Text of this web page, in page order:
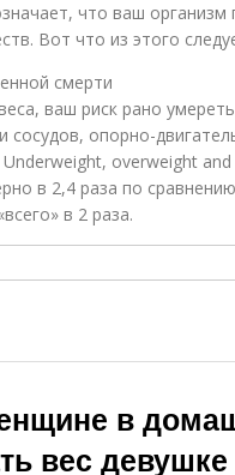
что ваш
Вот что из этого
смерти
ваш риск рано
сосудов, опорно-
overweight
в 2,4 раза по
в 2 раза.
в
вес